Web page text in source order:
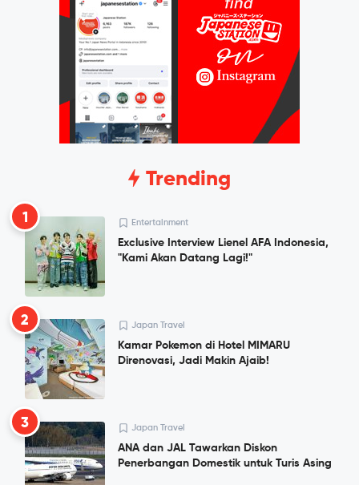
Trending
1 Entertainment
Exclusive Interview Lienel AFA Indonesia,
"Kami Akan Datang Lagi!"
2 Japan Travel
Kamar Pokemon di Hotel MIMARU
Direnovasi, Jadi Makin Ajaib!
3 Japan Travel
ANA dan JAL Tawarkan Diskon
Penerbangan Domestik untuk Turis Asing